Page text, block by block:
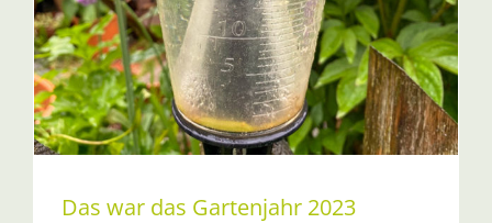
Das war das Gartenjahr 2023